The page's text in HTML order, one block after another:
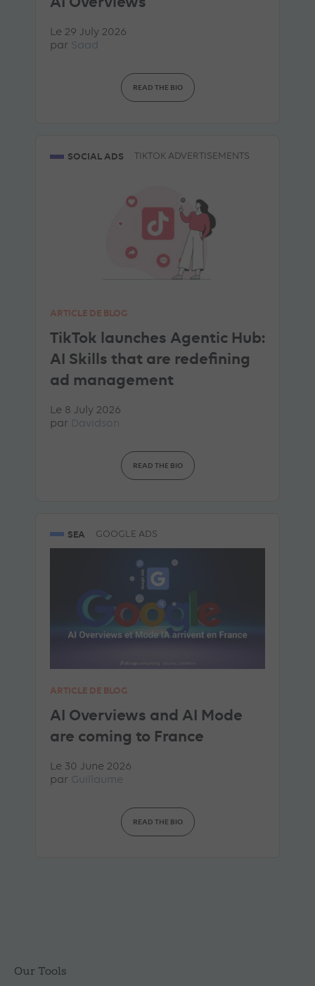
Le 29 July 2026
par Saad
READ THE BIO
SOCIAL ADS TIKTOK ADVERTISEMENTS
ARTICLE DE BLOG
TikTok launches Agentic Hub:
AI Skills that are redefining
ad management
Le 8 July 2026
par Davidson
READ THE BIO
SEA GOOGLE ADS
ARTICLE DE BLOG
AI Overviews and AI Mode
are coming to France
Le 30 June 2026
par Guillaume
READ THE BIO
Our Tools